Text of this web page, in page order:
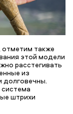
также
этой модели
расстегивать
из
долговечны.
штрихи